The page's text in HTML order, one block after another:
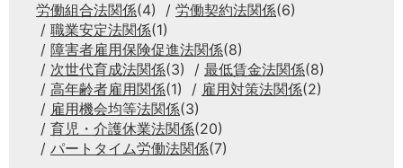
労働組合法関係(4) 労働契約法関係(6)
職業安定法関係(1)
障害者雇用保険促進法関係(8)
次世代育成法関係(3) 最低賃金法関係(8)
高年齢者雇用関係(1) 雇用対策法関係(2)
雇用機会均等法関係(3)
育児・介護休業法関係(20)
パートタイム労働法関係(7)